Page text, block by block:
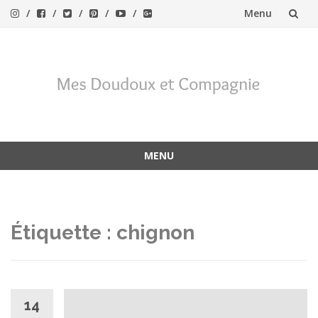
Menu
MENU
Étiquette : chignon
14